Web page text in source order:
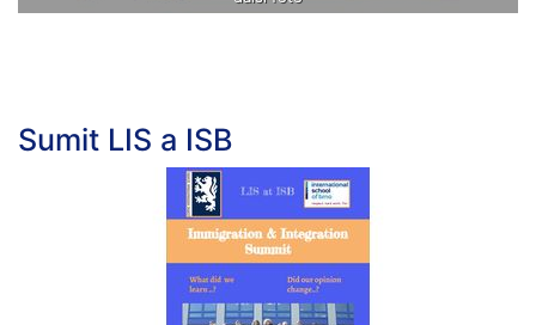
Sumit LIS a ISB